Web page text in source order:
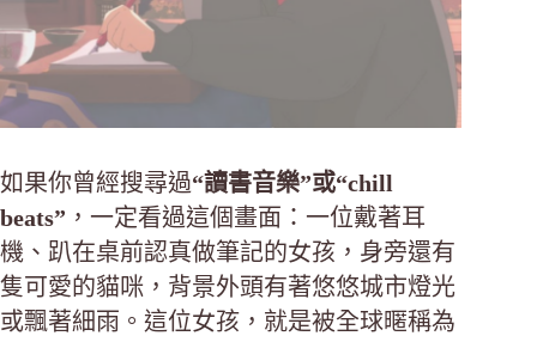
如果你曾經搜尋過“讀書音樂”或“chill
beats” ，一定看過這個畫面：一位戴著耳
機、趴在桌前認真做筆記的女孩，身旁還有
隻可愛的貓咪，背景外頭有著悠悠城市燈光
或飄著細雨。這位女孩，就是被全球暱稱為